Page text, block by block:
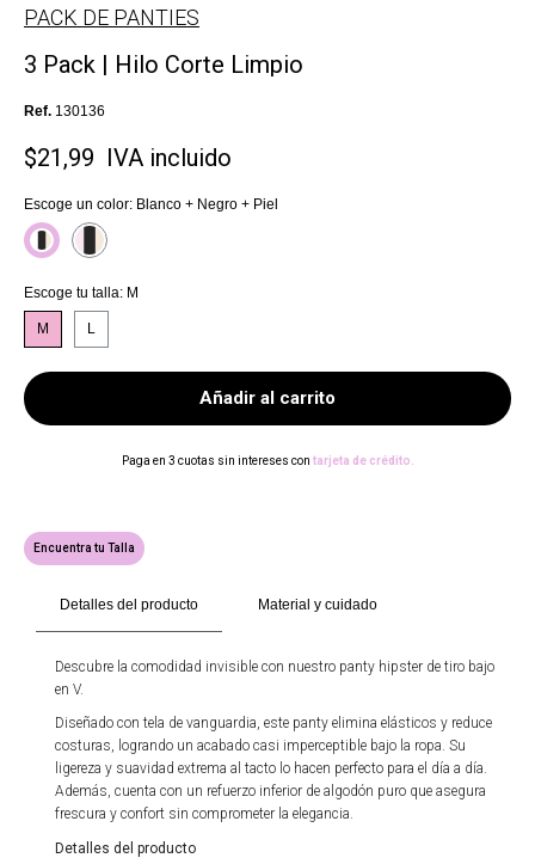
PACK DE PANTIES
3 Pack | Hilo Corte Limpio
Ref. 130136
$21,99 IVA incluido
Escoge un color Blanco + Negro + Piel
Escoge tu talla M
M L
Añadir al carrito
Paga en 3 cuotas sin intereses con tarjeta de crédito.
Encuentra tu Talla
Detalles del producto Material y cuidado
Descubre la comodidad invisible con nuestro panty hipster de tiro bajo
en V.
Diseñado con tela de vanguardia, este panty elimina elásticos y reduce
costuras, logrando un acabado casi imperceptible bajo la ropa. Su
ligereza y suavidad extrema al tacto lo hacen perfecto para el día a día.
Además, cuenta con un refuerzo inferior de algodón puro que asegura
frescura y confort sin comprometer la elegancia.
Detalles del producto